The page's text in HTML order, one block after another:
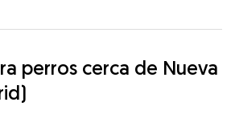
perros cerca de Nueva